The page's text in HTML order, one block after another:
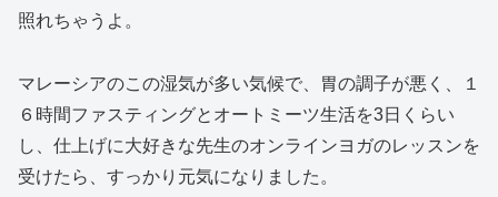
照れちゃうよ。
マレーシアのこの湿気が多い気候で、胃の調子が悪く、１
６時間ファスティングとオートミーツ生活を3日くらい
し、仕上げに大好きな先生のオンラインヨガのレッスンを
受けたら、すっかり元気になりました。